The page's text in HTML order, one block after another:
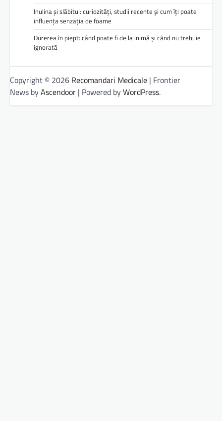
Inulina și slăbitul: curiozități, studii recente și cum îți poate
influența senzația de foame
Durerea în piept: când poate fi de la inimă și când nu trebuie
ignorată
Copyright © 2026 Recomandari Medicale | Frontier
News byAscendoor | Powered byWordPress.